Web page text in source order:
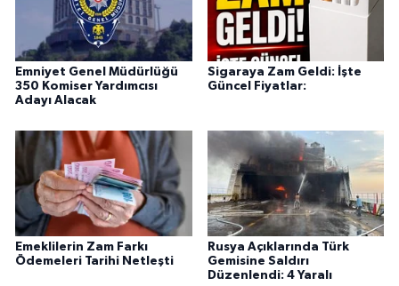
Emniyet Genel Müdürlüğü
350 Komiser Yardımcısı
Adayı Alacak
Sigaraya Zam Geldi: İşte
Güncel Fiyatlar:
Emeklilerin Zam Farkı
Ödemeleri Tarihi Netleşti
Rusya Açıklarında Türk
Gemisine Saldırı
Düzenlendi: 4 Yaralı